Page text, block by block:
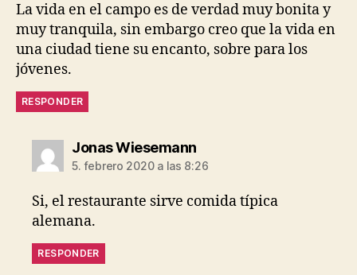
La vida en el campo es de verdad muy bonita y
muy tranquila, sin embargo creo que la vida en
una ciudad tiene su encanto, sobre para los
jóvenes.
RESPONDER
Jonas Wiesemanndice:
5. febrero 2020 a las 8:26
Si, el restaurante sirve comida típica
alemana.
RESPONDER